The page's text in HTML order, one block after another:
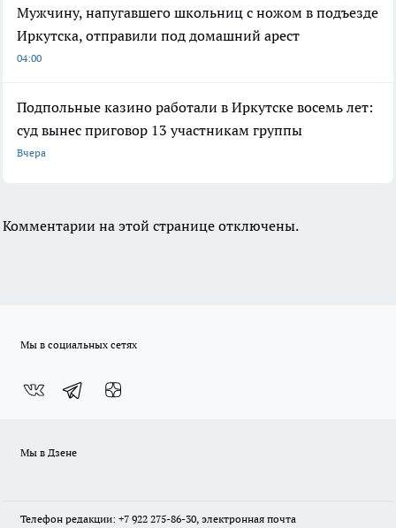
Мужчину, напугавшего школьниц с ножом в подъезде
Иркутска, отправили под домашний арест
04:00
Подпольные казино работали в Иркутске восемь лет:
суд вынес приговор 13 участникам группы
Вчера
Комментарии на этой странице отключены.
Мы в социальных сетях
Мы в Дзене
Телефон редакции: +7 922 275-86-30, электронная почта